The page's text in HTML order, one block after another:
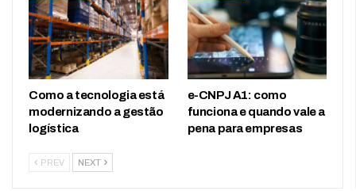
Como a tecnologia está
modernizando a gestão
logística
e-CNPJ A1: como
funciona e quando vale a
pena para empresas
PREV NEXT